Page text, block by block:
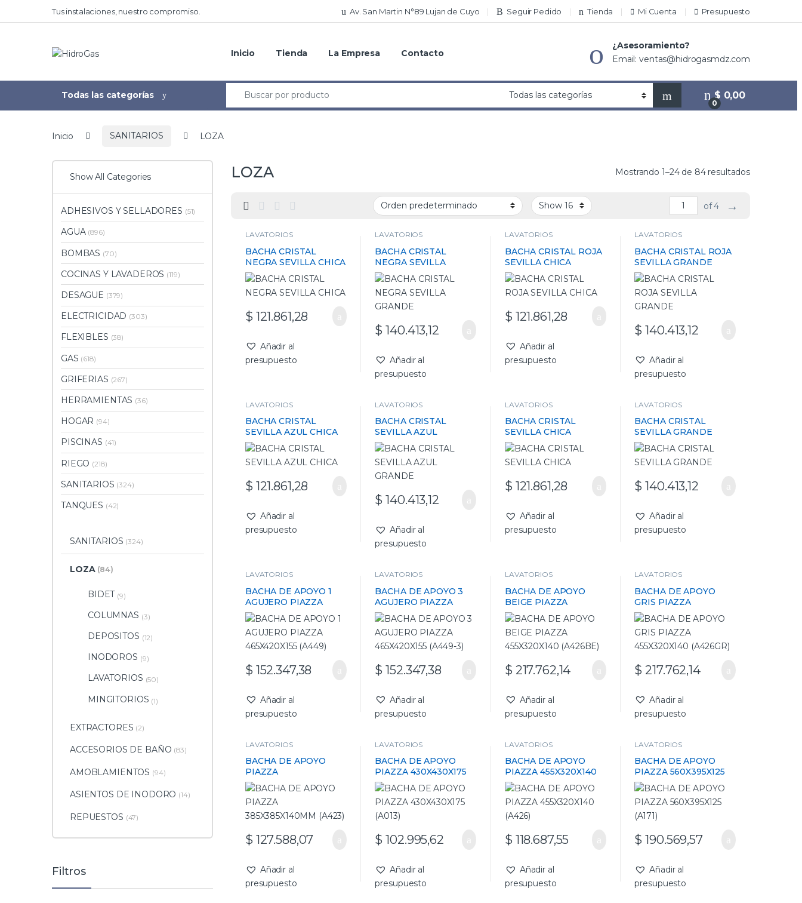
Tus instalaciones, nuestro compromiso. Av. San Martin N°89 Lujan de Cuyo Seguir Pedido Tienda Mi Cuenta Presupuesto
Inicio Tienda La Empresa Contacto
¿Asesoramiento?
Email: ventas@hidrogasmdz.com
Todas las categorías
0
$ 0,00
Inicio SANITARIOS LOZA
LOZA Mostrando 1–24 de 84 resultados
of 4 →
LAVATORIOS
BACHA CRISTAL
NEGRA SEVILLA CHICA
$ 121.861,28
Añadir al
presupuesto
LAVATORIOS
BACHA CRISTAL
NEGRA SEVILLA
GRANDE
$ 140.413,12
Añadir al
presupuesto
LAVATORIOS
BACHA CRISTAL ROJA
SEVILLA CHICA
$ 121.861,28
Añadir al
presupuesto
LAVATORIOS
BACHA CRISTAL ROJA
SEVILLA GRANDE
$ 140.413,12
Añadir al
presupuesto
LAVATORIOS
BACHA CRISTAL
SEVILLA AZUL CHICA
$ 121.861,28
Añadir al
presupuesto
LAVATORIOS
BACHA CRISTAL
SEVILLA AZUL
GRANDE
$ 140.413,12
Añadir al
presupuesto
LAVATORIOS
BACHA CRISTAL
SEVILLA CHICA
$ 121.861,28
Añadir al
presupuesto
LAVATORIOS
BACHA CRISTAL
SEVILLA GRANDE
$ 140.413,12
Añadir al
presupuesto
LAVATORIOS
BACHA DE APOYO 1
AGUJERO PIAZZA
465X420X155 (A449)
$ 152.347,38
Añadir al
presupuesto
LAVATORIOS
BACHA DE APOYO 3
AGUJERO PIAZZA
465X420X155 (A449-3)
$ 152.347,38
Añadir al
presupuesto
LAVATORIOS
BACHA DE APOYO
BEIGE PIAZZA
455X320X140 (A426BE)
$ 217.762,14
Añadir al
presupuesto
LAVATORIOS
BACHA DE APOYO
GRIS PIAZZA
455X320X140 (A426GR)
$ 217.762,14
Añadir al
presupuesto
LAVATORIOS
BACHA DE APOYO
PIAZZA
385X385X140MM
(A423)
$ 127.588,07
Añadir al
presupuesto
LAVATORIOS
BACHA DE APOYO
PIAZZA 430X430X175
(A013)
$ 102.995,62
Añadir al
presupuesto
LAVATORIOS
BACHA DE APOYO
PIAZZA 455X320X140
(A426)
$ 118.687,55
Añadir al
presupuesto
LAVATORIOS
BACHA DE APOYO
PIAZZA 560X395X125
(A171)
$ 190.569,57
Añadir al
presupuesto
Show All Categories
ADHESIVOS Y SELLADORES (51)
AGUA (896)
BOMBAS (70)
COCINAS Y LAVADEROS (119)
DESAGUE (379)
ELECTRICIDAD (303)
FLEXIBLES (38)
GAS (618)
GRIFERIAS (267)
HERRAMIENTAS (36)
HOGAR (94)
PISCINAS (41)
RIEGO (218)
SANITARIOS (324)
TANQUES (42)
SANITARIOS (324)
LOZA (84)
BIDET (9)
COLUMNAS (3)
DEPOSITOS (12)
INODOROS (9)
LAVATORIOS (50)
MINGITORIOS (1)
EXTRACTORES (2)
ACCESORIOS DE BAÑO (83)
AMOBLAMIENTOS (94)
ASIENTOS DE INODORO (14)
REPUESTOS (47)
Filtros